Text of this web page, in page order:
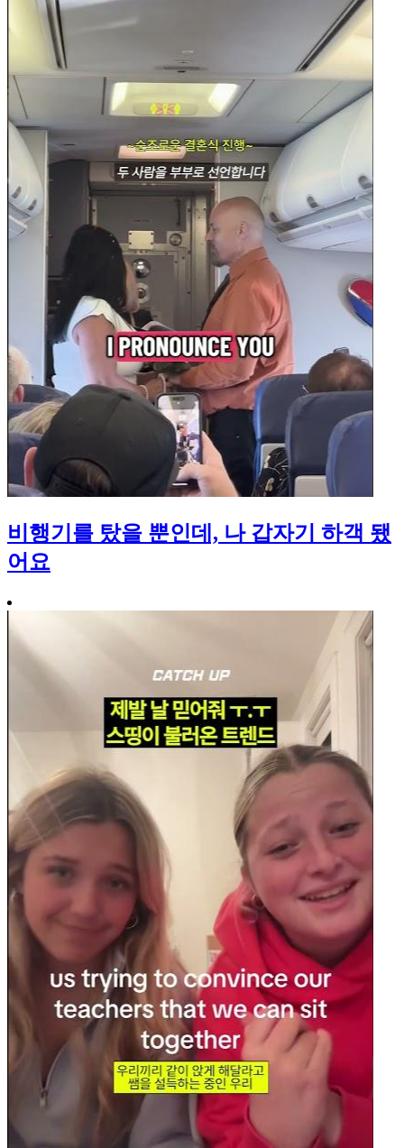
비행기를 탔을 뿐인데, 나 갑자기 하객 됐
어요